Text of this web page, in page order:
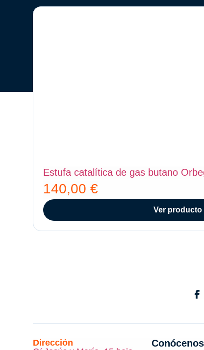
Estufa catalítica de gas butano
140,00€
Ver producto
Dirección
Conócenos